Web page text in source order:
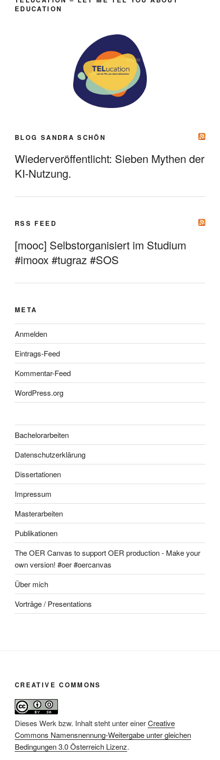
EDUCATION
BLOG SANDRA SCHÖN
Wiederveröffentlicht: Sieben Mythen der
KI-Nutzung.
RSS FEED
[mooc] Selbstorganisiert im Studium
#imoox #tugraz #SOS
META
Anmelden
Eintrags-Feed
Kommentar-Feed
WordPress.org
Bachelorarbeiten
Datenschutzerklärung
Dissertationen
Impressum
Masterarbeiten
Publikationen
The OER Canvas to support OER production - Make your
own version! #oer #oercanvas
Über mich
Vorträge / Presentations
CREATIVE COMMONS
Dieses Werk bzw. Inhalt steht unter einerCreative
Commons Namensnennung-Weitergabe unter gleichen
Bedingungen 3.0 Österreich Lizenz.